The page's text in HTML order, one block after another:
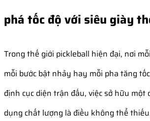
phá tốc độ với siêu giày
Trong thế giới pickleball hiện đại, nơi
mỗi bước bật nhảy hay mỗi pha tăng
định cục diện trận đấu, việc sở hữu một
dụng chất lượng là điều không thể